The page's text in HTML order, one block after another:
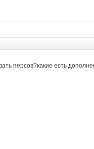
персов?какие есть